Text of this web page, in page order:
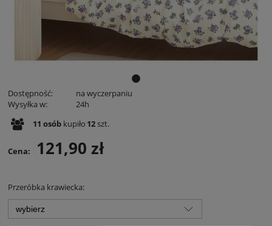
Dostępność:
na wyczerpaniu
Wysyłka w:
24h
11 osób kupiło 12szt.
Cena: 121,90 zł
Przeróbka krawiecka: